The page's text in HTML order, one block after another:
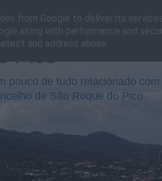
Pico
pouco de tudo relacionado
de São Roque do Pico
from Google to deliver its
along with performance and
and address abuse.